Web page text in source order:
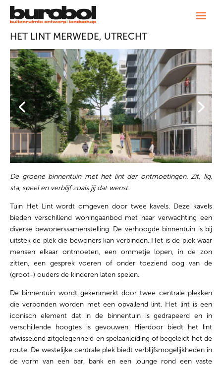
HET LINT MERWEDE, UTRECHT
De groene binnentuin met het lint der ontmoetingen. Zit, lig,
sta, speel en verblijf zoals jij dat wenst.
Tuin Het Lint wordt omgeven door twee kavels. Deze kavels
bieden verschillend woningaanbod met naar verwachting een
diverse bewonerssamenstelling. De verhoogde binnentuin is bij
uitstek de plek die bewoners kan verbinden. Het is de plek waar
mensen elkaar ontmoeten, een ommetje lopen, in de zon
zitten, een gesprek voeren of onder toeziend oog van de
(groot-) ouders de kinderen laten spelen.
De binnentuin wordt gekenmerkt door twee centrale plekken
die verbonden worden met een opvallend lint. Het lint is een
iconisch element dat in de binnentuin is gedrapeerd en in
verschillende hoogtes is gevouwen. Hierdoor biedt het lint
afwisselend zitgelegenheid en spelaanleiding of begeleidt het de
route. De westelijke centrale plek biedt verblijfsmogelijkheden in
de vorm van een bar, bank en een lounge rond een vaste